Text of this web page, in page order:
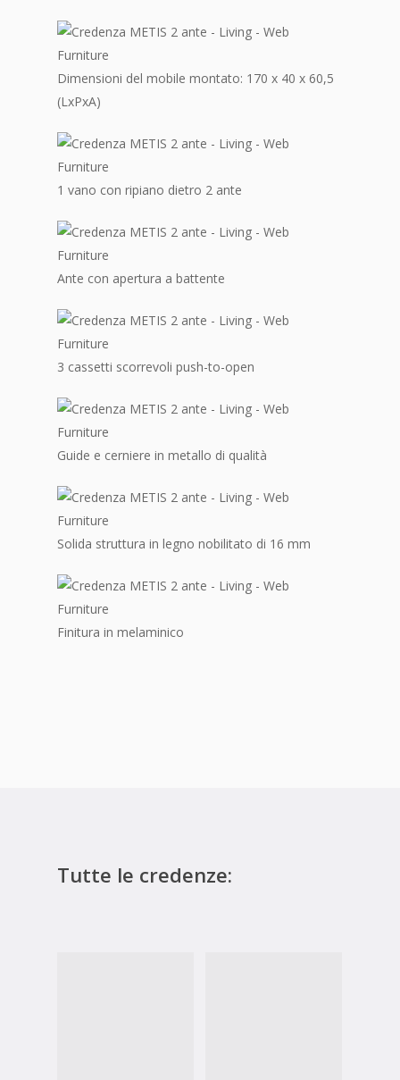
Dimensioni del mobile montato: 170 x 40 x 60,5
(LxPxA)
1 vano con ripiano dietro 2 ante
Ante con apertura a battente
3 cassetti scorrevoli push-to-open
Guide e cerniere in metallo di qualità
Solida struttura in legno nobilitato di 16 mm
Finitura in melaminico
Tutte le credenze: